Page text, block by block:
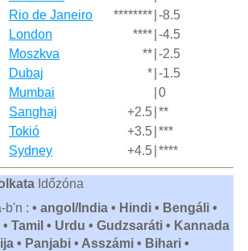
Rio de Janeiro
******** -8.5
London
**** -4.5
Moszkva
** -2.5
Dubaj
* -1.5
Mumbai
0
Sanghaj
+2.5 **
Tokió
+3.5 ***
Sydney
+4.5 ****
Időzóna
b'n : • angol/India • Hindi • Bengáli •
Tamil • Urdu • Gudzsaráti • Kannada
• Panjabi • Asszámi • Bihari •